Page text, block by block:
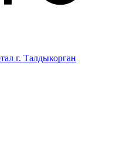
г. Талдыкорган